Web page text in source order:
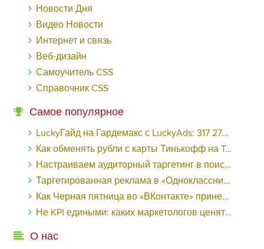
Новости Дня
Видео Новости
Интернет и связь
Веб-дизайн
Самоучитель CSS
Справочник CSS
Самое популярное
LuckyГайд на Гардемакс с LuckyAds: 317 279 рублей за 10 дней - «Надо знать»
Как обменять рубли с карты Тинькофф на Tether ERC20 (USDT)?
Настраиваем аудиторный таргетинг в поисковой кампании Google Ads - «Заработок»
Таргетированная реклама в «Одноклассниках»: как ее настроить и нужно ли - «Заработок»
Как Черная пятница во «ВКонтакте» принесла магазину подарков 221 продажу по цене 38 рублей - «Заработок»
Не KPI едиными: каких маркетологов ценят - «Заработок»
О нас